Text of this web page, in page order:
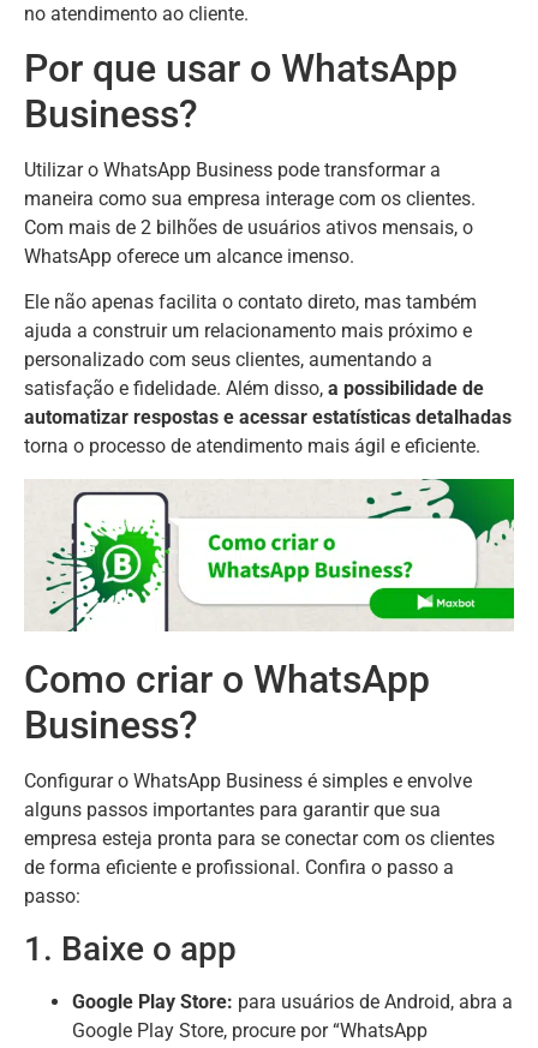
no atendimento ao cliente.
Por que usar o WhatsApp
Business?
Utilizar o WhatsApp Business pode transformar a
maneira como sua empresa interage com os clientes.
Com mais de 2 bilhões de usuários ativos mensais, o
WhatsApp oferece um alcance imenso.
Ele não apenas facilita o contato direto, mas também
ajuda a construir um relacionamento mais próximo e
personalizado com seus clientes, aumentando a
satisfação e fidelidade. Além disso, a possibilidade de
automatizar respostas e acessar estatísticas detalhadas
torna o processo de atendimento mais ágil e eficiente.
Como criar o WhatsApp
Business?
Configurar o WhatsApp Business é simples e envolve
alguns passos importantes para garantir que sua
empresa esteja pronta para se conectar com os clientes
de forma eficiente e profissional. Confira o passo a
passo:
1. Baixe o app
Google Play Store: para usuários de Android, abra a
Google Play Store, procure por “WhatsApp